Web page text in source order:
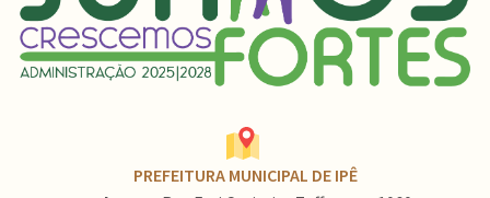
PREFEITURA MUNICIPAL DE IPÊ